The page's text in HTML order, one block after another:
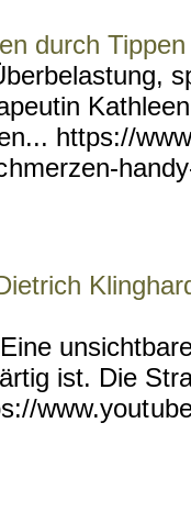
durch
https://
hmerzen-
ist. Die
www.yout